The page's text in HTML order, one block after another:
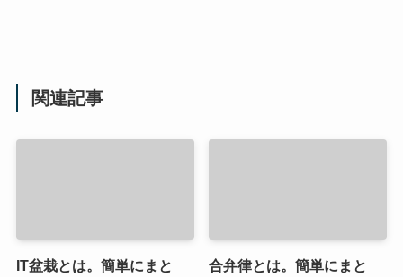
関連記事
IT盆栽とは。簡単にまと
合弁律とは。簡単にまと